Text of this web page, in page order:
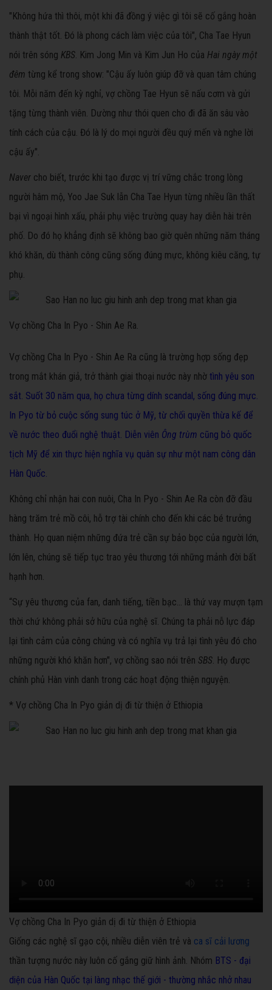
"Không hứa thì thôi, một khi đã đồng ý việc gì tôi sẽ cố gắng hoàn
thành thật tốt. Đó là phong cách làm việc của tôi", Cha Tae Hyun
nói trên sóng KBS. Kim Jong Min và Kim Jun Ho của Hai ngày một
đêm từng kể trong show: "Cậu ấy luôn giúp đỡ và quan tâm chúng
tôi. Mỗi năm đến kỳ nghỉ, vợ chồng Tae Hyun sẽ nấu cơm và gửi
tặng từng thành viên. Dường như thói quen cho đi đã ăn sâu vào
tính cách của cậu. Đó là lý do mọi người đều quý mến và nghe lời
cậu ấy".
Naver cho biết, trước khi tạo được vị trí vững chắc trong lòng
người hâm mộ, Yoo Jae Suk lẫn Cha Tae Hyun từng nhiều lần thất
bại vì ngoại hình xấu, phải phụ việc trường quay hay diễn hài trên
phố. Do đó họ khẳng định sẽ không bao giờ quên những năm tháng
khó khăn, dù thành công cũng sống đúng mực, không kiêu căng, tự
phụ.
Vợ chồng Cha In Pyo - Shin Ae Ra.
Vợ chồng Cha In Pyo - Shin Ae Ra cũng là trường hợp sống đẹp
trong mắt khán giả, trở thành giai thoại nước này nhờ tình yêu son
sắt. Suốt 30 năm qua, họ chưa từng dính scandal, sống đúng mực.
In Pyo từ bỏ cuộc sống sung túc ở Mỹ, từ chối quyền thừa kế để
về nước theo đuổi nghệ thuật. Diễn viên Ông trùm cũng bỏ quốc
tịch Mỹ để xin thực hiện nghĩa vụ quân sự như một nam công dân
Hàn Quốc.
Không chỉ nhận hai con nuôi, Cha In Pyo - Shin Ae Ra còn đỡ đầu
hàng trăm trẻ mồ côi, hỗ trợ tài chính cho đến khi các bé trưởng
thành. Họ quan niệm những đứa trẻ cần sự bảo bọc của người lớn,
lớn lên, chúng sẽ tiếp tục trao yêu thương tới những mảnh đời bất
hạnh hơn.
“Sự yêu thương của fan, danh tiếng, tiền bạc... là thứ vay mượn tạm
thời chứ không phải sở hữu của nghệ sĩ. Chúng ta phải nỗ lực đáp
lại tình cảm của công chúng và có nghĩa vụ trả lại tình yêu đó cho
những người khó khăn hơn", vợ chồng sao nói trên SBS. Họ được
chính phủ Hàn vinh danh trong các hoạt động thiện nguyện.
* Vợ chồng Cha In Pyo giản dị đi từ thiện ở Ethiopia
Vợ chồng Cha In Pyo giản dị đi từ thiện ở Ethiopia
Giống các nghệ sĩ gạo cội, nhiều diễn viên trẻ và ca sĩ cải lương
thần tượng nước này luôn cố gắng giữ hình ảnh. Nhóm BTS - đại
diện của Hàn Quốc tại làng nhạc thế giới - thường nhắc nhở nhau